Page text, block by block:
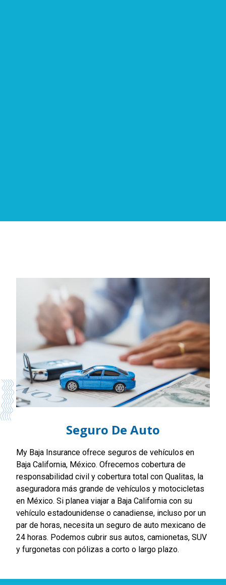
Seguro De Auto
My Baja Insurance ofrece seguros de vehículos en
Baja California, México. Ofrecemos cobertura de
responsabilidad civil y cobertura total con Qualitas, la
aseguradora más grande de vehículos y motocicletas
en México. Si planea viajar a Baja California con su
vehículo estadounidense o canadiense, incluso por un
par de horas, necesita un seguro de auto mexicano de
24 horas. Podemos cubrir sus autos, camionetas, SUV
y furgonetas con pólizas a corto o largo plazo.